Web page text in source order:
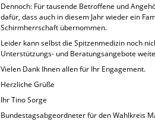
Dennoch: Für tausende Betroffene und
dafür, dass auch in diesem Jahr wieder ein
Schirmherrschaft übernommen.
Leider kann selbst die Spitzenmedizin noch
Unterstützungs- und Beratungsangebote
Vielen Dank Ihnen allen für Ihr Engagement.
Herzliche Grüße
Ihr Tino Sorge
Bundestagsabgeordneter für den Wahlkreis